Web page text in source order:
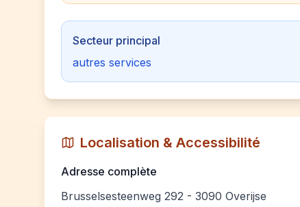
Secteur principal
autres services
Localisation & Accessibilité
Adresse complète
Brusselsesteenweg 292 - 3090 Overijse